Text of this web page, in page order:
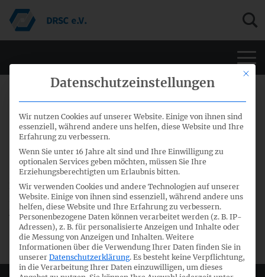
12. Dezember 2018
71. Sitzung IFRS-Fachausschuss –
Sitzungspapiere
Die Papiere für den öffentlichen Teil der 71. Sitzung des
IFRS-Fachausschusses vom 17. Dezember 2018 stehen zum
Downloadbereit.
Mit
Datenschutzeinstellungen
Wir nutzen Cookies auf unserer Website. Einige von ihnen sind
essenziell, während andere uns helfen, diese Website und Ihre
Erfahrung zu verbessern.
Wenn Sie unter 16 Jahre alt sind und Ihre Einwilligung zu
optionalen Services geben möchten, müssen Sie Ihre
Erziehungsberechtigten um Erlaubnis bitten.
Wir verwenden Cookies und andere Technologien auf unserer
Website. Einige von ihnen sind essenziell, während andere uns
helfen, diese Website und Ihre Erfahrung zu verbessern.
Personenbezogene Daten können verarbeitet werden (z. B. IP-
Adressen), z. B. für personalisierte Anzeigen und Inhalte oder
die Messung von Anzeigen und Inhalten. Weitere
Informationen über die Verwendung Ihrer Daten finden Sie in
unserer Datenschutzerklärung. Es besteht keine Verpflichtung,
in die Verarbeitung Ihrer Daten einzuwilligen, um dieses